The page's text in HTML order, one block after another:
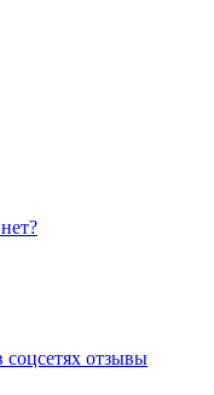
соцсетях отзывы